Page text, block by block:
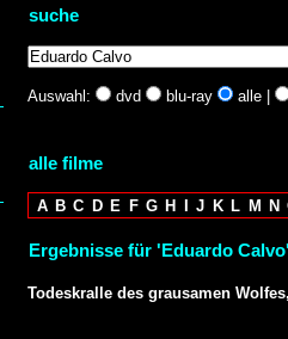
suche
Auswahl: dvd blu-ray alle |
alle filme
A B C D E F G H I J K L M N
Ergebnisse für 'Eduardo
Todeskralle des grausamen